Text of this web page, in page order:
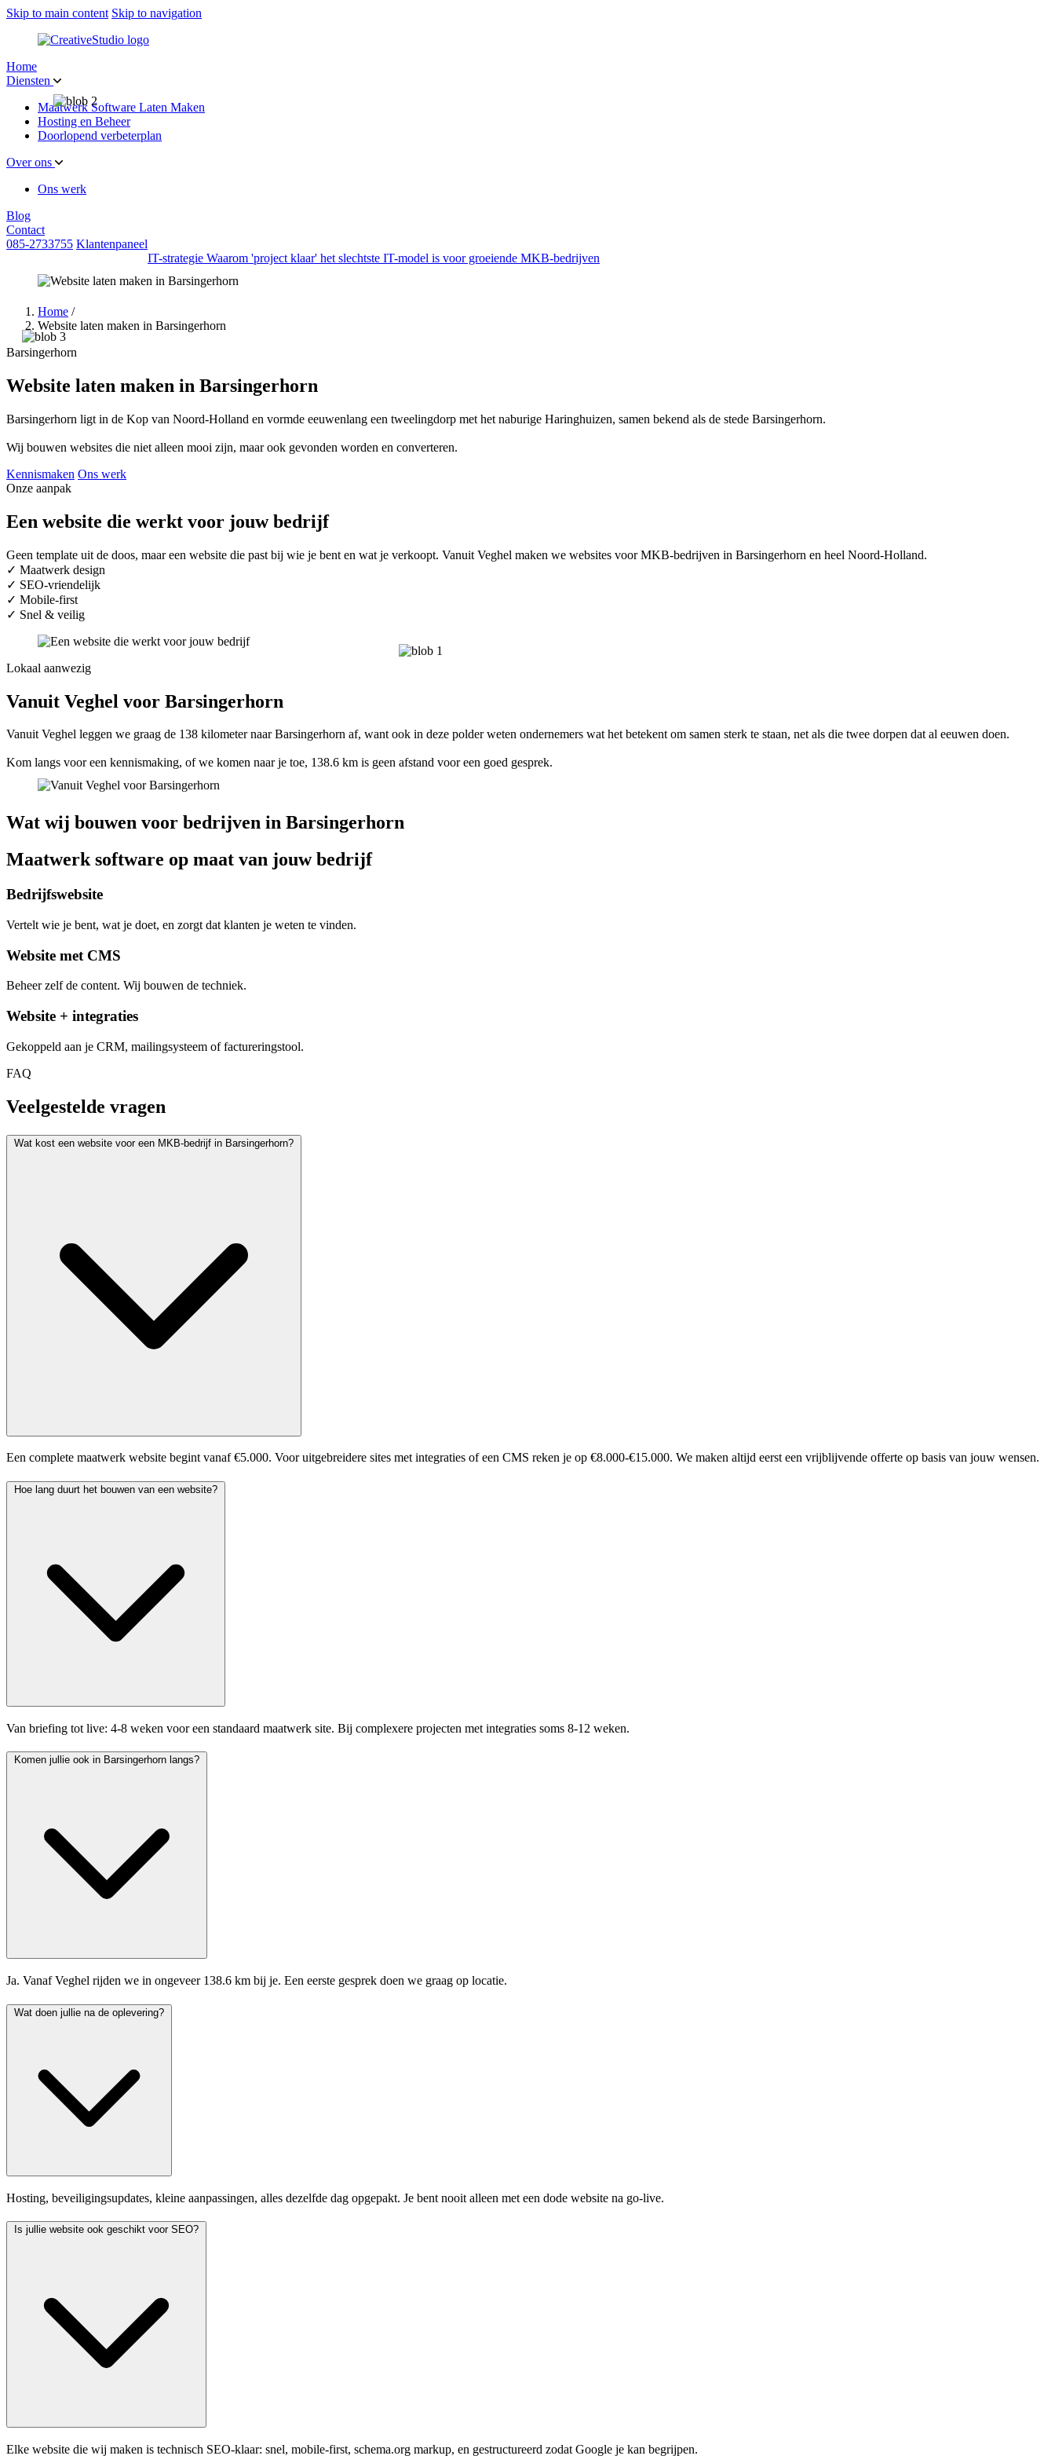
Skip to main content Skip to navigation
Home
Diensten
Maatwerk Software Laten Maken
Hosting en Beheer
Doorlopend verbeterplan
Over ons
Ons werk
Blog
Contact
085-2733755 Klantenpaneel
IT-strategie Waarom 'project klaar' het slechtste IT-model is voor groeiende MKB-bedrijven
Home /
Website laten maken in Barsingerhorn
Barsingerhorn
Website laten maken in Barsingerhorn
Barsingerhorn ligt in de Kop van Noord-Holland en vormde eeuwenlang een tweelingdorp met het naburige Haringhuizen, samen bekend als de stede Barsingerhorn.
Wij bouwen websites die niet alleen mooi zijn, maar ook gevonden worden en converteren.
Kennismaken Ons werk
Onze aanpak
Een website die werkt voor jouw bedrijf
Geen template uit de doos, maar een website die past bij wie je bent en wat je verkoopt. Vanuit Veghel maken we websites voor MKB-bedrijven in Barsingerhorn en heel Noord-Holland.
✓ Maatwerk design
✓ SEO-vriendelijk
✓ Mobile-first
✓ Snel & veilig
Lokaal aanwezig
Vanuit Veghel voor Barsingerhorn
Vanuit Veghel leggen we graag de 138 kilometer naar Barsingerhorn af, want ook in deze polder weten ondernemers wat het betekent om samen sterk te staan, net als die twee dorpen dat al eeuwen doen.
Kom langs voor een kennismaking, of we komen naar je toe, 138.6 km is geen afstand voor een goed gesprek.
Wat wij bouwen voor bedrijven in Barsingerhorn
Maatwerk software op maat van jouw bedrijf
Bedrijfswebsite
Vertelt wie je bent, wat je doet, en zorgt dat klanten je weten te vinden.
Website met CMS
Beheer zelf de content. Wij bouwen de techniek.
Website + integraties
Gekoppeld aan je CRM, mailingsysteem of factureringstool.
FAQ
Veelgestelde vragen
Wat kost een website voor een MKB-bedrijf in Barsingerhorn?
Een complete maatwerk website begint vanaf €5.000. Voor uitgebreidere sites met integraties of een CMS reken je op €8.000-€15.000. We maken altijd eerst een vrijblijvende offerte op basis van jouw wensen.
Hoe lang duurt het bouwen van een website?
Van briefing tot live: 4-8 weken voor een standaard maatwerk site. Bij complexere projecten met integraties soms 8-12 weken.
Komen jullie ook in Barsingerhorn langs?
Ja. Vanaf Veghel rijden we in ongeveer 138.6 km bij je. Een eerste gesprek doen we graag op locatie.
Wat doen jullie na de oplevering?
Hosting, beveiligingsupdates, kleine aanpassingen, alles dezelfde dag opgepakt. Je bent nooit alleen met een dode website na go-live.
Is jullie website ook geschikt voor SEO?
Elke website die wij maken is technisch SEO-klaar: snel, mobile-first, schema.org markup, en gestructureerd zodat Google je kan begrijpen.